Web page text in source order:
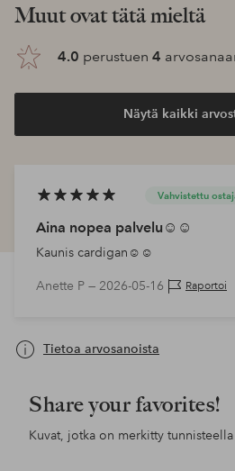
Muut ovat tätä mieltä
4.0 perustuen 4
Näytä kaikki
Vahvistettu
Aina nopea palvelu☺️☺️
Kaunis cardigan☺️☺️
Anette P — 2026-05-16 Raportoi
Tietoa arvosanoista
Share your favorites!
Kuvat, jotka on merkitty tunnisteella